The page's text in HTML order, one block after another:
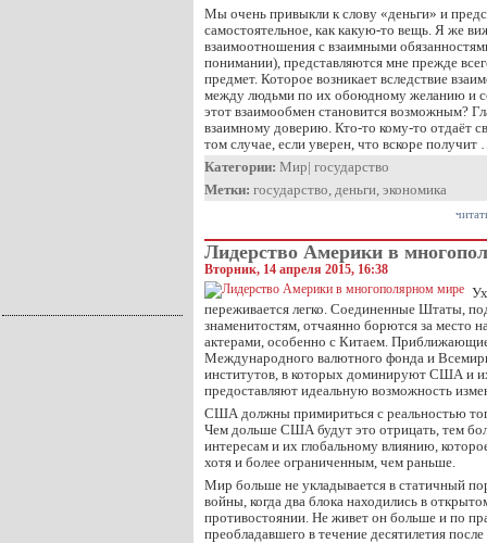
Мы очень привыкли к слову «деньги» и
самостоятельное, как какую-то вещь. Я же
взаимоотношения с взаимными
понимании), представляются мне прежде
предмет. Которое возникает вследствие
между людьми по их обоюдному желанию и
этот взаимообмен становится возможным?
взаимному доверию. Кто-то кому-то отдаёт
том случае, если уверен, что вскоре получит
Категории: Мир| государство
Метки: государство, деньги, экономика
Лидерство Америки в
Вторник, 14 апреля 2015, 16:38
переживается легко. Соединенные Штаты,
знаменитостям, отчаянно борются за место
актерами, особенно с Китаем.
Международного валютного фонда и
институтов, в которых доминируют США и
предоставляют идеальную возможность
США должны примириться с реальностью
Чем дольше США будут это отрицать, тем
интересам и их глобальному влиянию,
хотя и более ограниченным, чем раньше.
Мир больше не укладывается в статичный
войны, когда два блока находились в
противостоянии. Не живет он больше и по
преобладавшего в течение десятилетия